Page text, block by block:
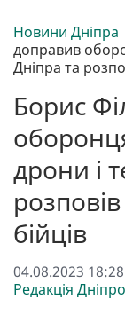
Новини Дніпра
доправив
Дніпра та
Борис
дрони і
бійців
04.08.2023
Редакція